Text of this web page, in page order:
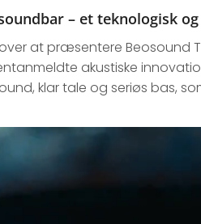
– et teknologisk
at præsentere Beosound
akustiske
klar tale og seriøs bas,